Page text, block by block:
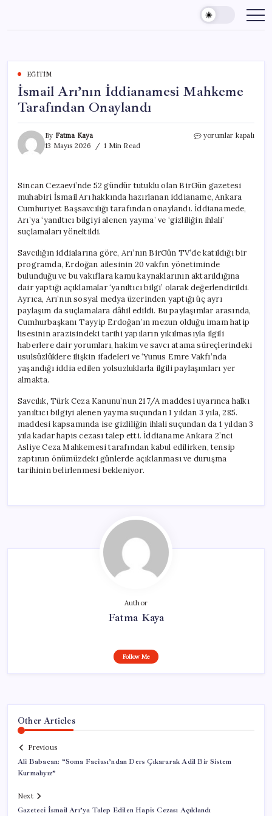
content
EĞITIM
İsmail Arı’nın İddianamesi Mahkeme
Tarafından Onaylandı
By Fatma Kaya
13 Mayıs 2026
1 Min Read
İsmail
Onaylandı
için
yorumlar kapalı
Sincan Cezaevi’nde 52 gündür tutuklu olan BirGün gazetesi
muhabiri İsmail Arı hakkında hazırlanan iddianame, Ankara
Cumhuriyet Başsavcılığı tarafından onaylandı. İddianamede,
Arı’ya ‘yanıltıcı bilgiyi alenen yayma’ ve ‘gizliliğin ihlali’
suçlamaları yöneltildi.
Savcılığın iddialarına göre, Arı’nın BirGün TV’de katıldığı bir
programda, Erdoğan ailesinin 20 vakfın yönetiminde
bulunduğu ve bu vakıflara kamu kaynaklarının aktarıldığına
dair yaptığı açıklamalar ‘yanıltıcı bilgi’ olarak değerlendirildi.
Ayrıca, Arı’nın sosyal medya üzerinden yaptığı üç ayrı
paylaşım da suçlamalara dâhil edildi. Bu paylaşımlar arasında,
Cumhurbaşkanı Tayyip Erdoğan’ın mezun olduğu imam hatip
lisesinin arazisindeki tarihi yapıların yıkılmasıyla ilgili
haberlere dair yorumları, hakim ve savcı atama süreçlerindeki
usulsüzlüklere ilişkin ifadeleri ve ‘Yunus Emre Vakfı’nda
yaşandığı iddia edilen yolsuzluklarla ilgili paylaşımları yer
almakta.
Savcılık, Türk Ceza Kanunu’nun 217/A maddesi uyarınca halkı
yanıltıcı bilgiyi alenen yayma suçundan 1 yıldan 3 yıla, 285.
maddesi kapsamında ise gizliliğin ihlali suçundan da 1 yıldan 3
yıla kadar hapis cezası talep etti. İddianame Ankara 2’nci
Asliye Ceza Mahkemesi tarafından kabul edilirken, tensip
zaptının önümüzdeki günlerde açıklanması ve duruşma
tarihinin belirlenmesi bekleniyor.
Author
Fatma Kaya
Follow Me
Other Articles
Previous
Ali Babacan: “Soma Faciası’ndan Ders Çıkararak Adil Bir Sistem
Kurmalıyız”
Next
Gazeteci İsmail Arı’ya Talep Edilen Hapis Cezası Açıklandı